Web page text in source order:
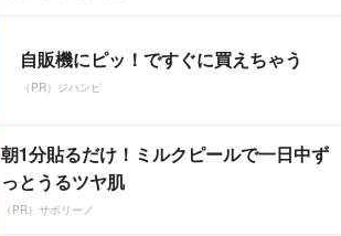
自販機にピッ！ですぐに買えちゃう
（PR）ジハンピ
朝1分貼るだけ！ミルクピールで一日中ず
っとうるツヤ肌
（PR）サボリーノ